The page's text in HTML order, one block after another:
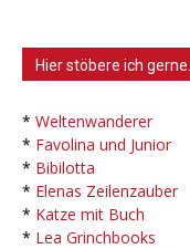
Hier stöbere ich gerne…
* Weltenwanderer
* Favolina und Junior
* Bibilotta
* Elenas Zeilenzauber
* Katze mit Buch
* Lea Grinchbooks